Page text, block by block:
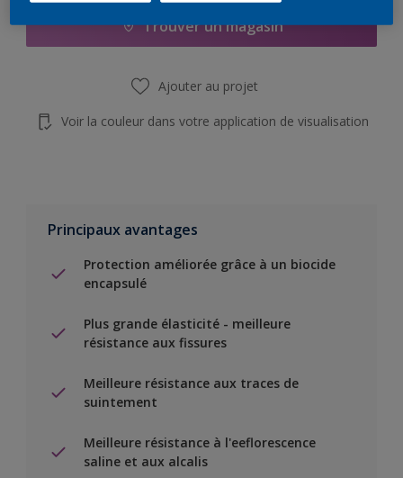
Trouver un magasin
Ajouter au projet
Voir la couleur dans votre application de visualisation
Principaux avantages
Protection améliorée grâce à un biocide
encapsulé
Plus grande élasticité - meilleure
résistance aux fissures
Meilleure résistance aux traces de
suintement
Meilleure résistance à l'eeflorescence
saline et aux alcalis